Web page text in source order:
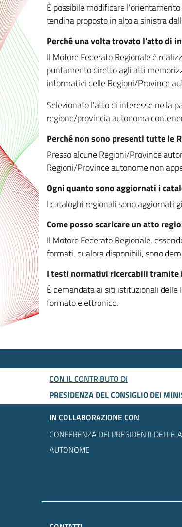
È possibile modificare
tendina proposto in alto a sinistra
Perché una volta trovato l'atto di
Il Motore Federato Regionale è
puntamento diretto agli atti
informativi delle Regioni/Province
Selezionato l'atto di interesse nella
regione/provincia autonoma
Perché non sono presenti tutte le
Presso alcune Regioni/Province
Regioni/Province autonome non
Ogni quanto sono aggiornati i
I cataloghi regionali sono aggiornati
Come posso scaricare un atto
Il Motore Federato Regionale,
formati, qualora disponibili, sono
I testi normativi ricercabili tramite
È demandata ai siti istituzionali
formato elettronico.
CON IL CONTRIBUTO DI
PRESIDENZA DEL CONSIGLIO DEI
IN COLLABORAZIONE CON
CONFERENZA DEI PRESIDENTI DELLE
AUTONOME